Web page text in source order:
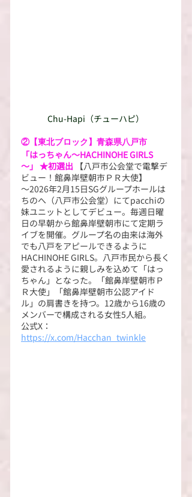
Chu-Hapi（チューハピ）
②【東北ブロック】青森県八戸市
「はっちゃん～HACHINOHE GIRLS
～」 ★初選出 【八戸市公会堂で電撃デ
ビュー！館鼻岸壁朝市ＰＲ大使】
～2026年2月15日SGグループホールは
ちのへ（八戸市公会堂）にてpacchiの
妹ユニットとしてデビュー。毎週日曜
日の早朝から館鼻岸壁朝市にて定期ラ
イブを開催。グループ名の由来は海外
でも八戸をアピールできるように
HACHINOHE GIRLS。八戸市民から長く
愛されるように親しみを込めて「はっ
ちゃん」となった。「館鼻岸壁朝市Ｐ
Ｒ大使」「館鼻岸壁朝市公認アイド
ル」の肩書きを持つ。12歳から16歳の
メンバーで構成される女性5人組。
公式X：
https://x.com/Hacchan_twinkle